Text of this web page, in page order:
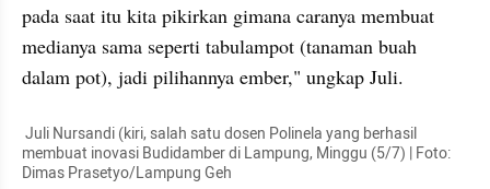
pada saat itu kita pikirkan gimana caranya membuat
medianya sama seperti tabulampot (tanaman buah
dalam pot), jadi pilihannya ember," ungkap Juli.
Juli Nursandi (kiri, salah satu dosen Polinela yang berhasil
membuat inovasi Budidamber di Lampung, Minggu (5/7) | Foto:
Dimas Prasetyo/Lampung Geh